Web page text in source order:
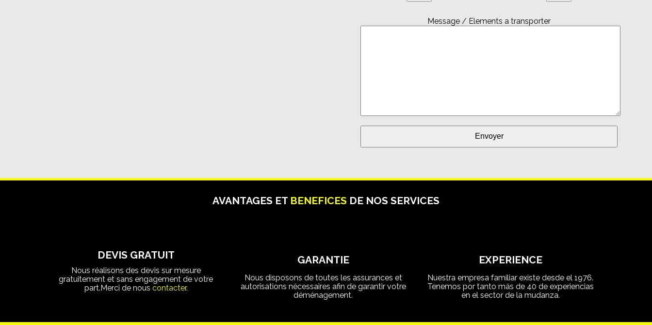
Message / Elements a transporter
AVANTAGES ET BENEFICES DE NOS SERVICES
DEVIS GRATUIT
Nous réalisons des devis sur mesure
gratuitement et sans engagement de votre
part.Merci de nous contacter.
GARANTIE
Nous disposons de toutes les assurances et
autorisations nécessaires afin de garantir votre
déménagement.
EXPERIENCE
Nuestra empresa familiar existe desde el 1976.
Tenemos por tanto más de 40 de experiencias
en el sector de la mudanza.